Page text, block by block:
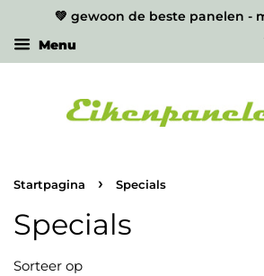
💚 gewoon de beste panelen -
Menu
Startpagina › Specials
Specials
Sorteer op